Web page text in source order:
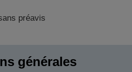
préavis
générales